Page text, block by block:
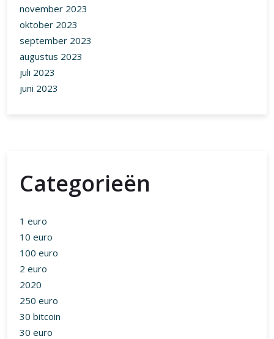
november 2023
oktober 2023
september 2023
augustus 2023
juli 2023
juni 2023
Categorieën
1 euro
10 euro
100 euro
2 euro
2020
250 euro
30 bitcoin
30 euro